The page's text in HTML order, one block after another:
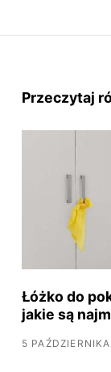
Przeczytaj
Łóżko do
jakie są
5